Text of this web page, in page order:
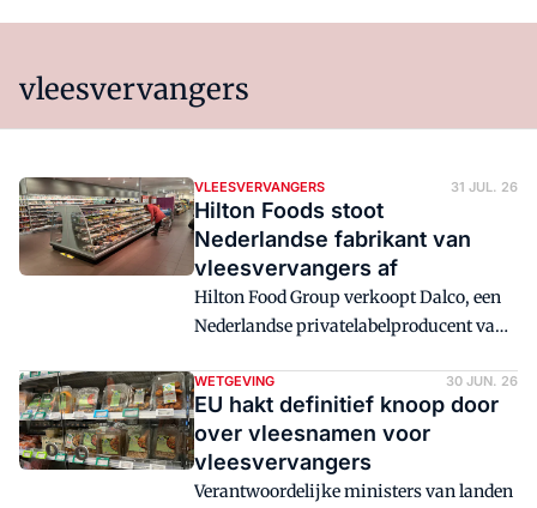
vleesvervangers
VLEESVERVANGERS 31 JUL. 26
Hilton Foods stoot
Nederlandse fabrikant van
vleesvervangers af
Hilton Food Group verkoopt Dalco, een
Nederlandse privatelabelproducent van
WETGEVING 30 JUN. 26
EU hakt definitief knoop door
over vleesnamen voor
vleesvervangers
Verantwoordelijke ministers van landen